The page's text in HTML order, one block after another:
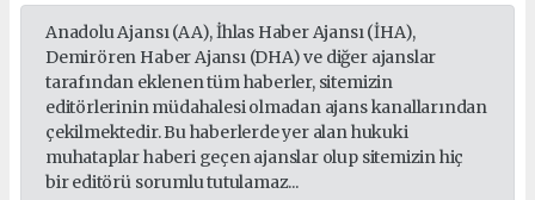
Anadolu Ajansı (AA), İhlas Haber Ajansı (İHA),
Demirören Haber Ajansı (DHA) ve diğer ajanslar
tarafından eklenen tüm haberler, sitemizin
editörlerinin müdahalesi olmadan ajans kanallarından
çekilmektedir. Bu haberlerde yer alan hukuki
muhataplar haberi geçen ajanslar olup sitemizin hiç
bir editörü sorumlu tutulamaz...